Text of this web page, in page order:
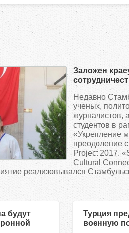
Заложен
культуры и
Переяслава
Недавно
ученых,
журналистов,
студентов в
«Укрепление
преодоление
Project 2017.
Cultural
реализовывался
будут
Турция
военную